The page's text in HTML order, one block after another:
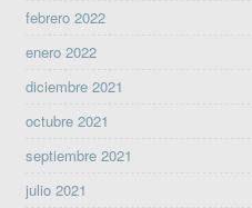
febrero 2022
enero 2022
diciembre 2021
octubre 2021
septiembre 2021
julio 2021